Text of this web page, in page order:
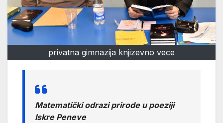
privatna gimnazija knjizevno vece
Matematički odrazi prirode u poeziji
Iskre Peneve